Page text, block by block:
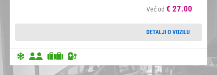
Već od € 27.00
DETALJI O VOZILU